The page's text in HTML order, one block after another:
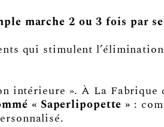
marche 2 ou 3 fois par
qui stimulent
intérieure ». À La Fabrique
« Saperlipopette » :